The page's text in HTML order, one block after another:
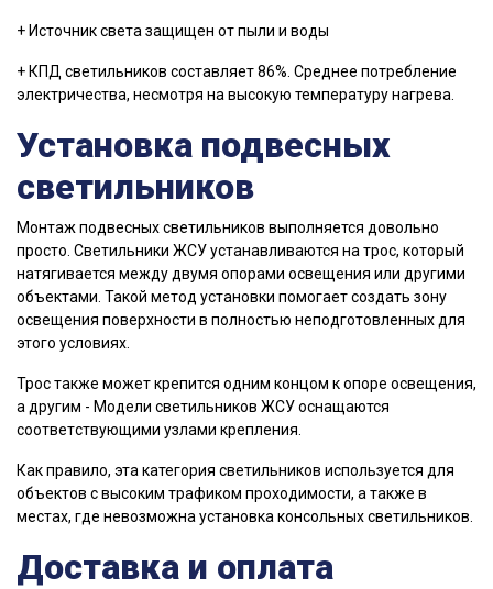
+ Источник света защищен от пыли и воды
+ КПД светильников составляет 86%. Среднее потребление
электричества, несмотря на высокую температуру нагрева.
Установка подвесных
светильников
Монтаж подвесных светильников выполняется довольно
просто. Светильники ЖСУ устанавливаются на трос, который
натягивается между двумя опорами освещения или другими
объектами. Такой метод установки помогает создать зону
освещения поверхности в полностью неподготовленных для
этого условиях.
Трос также может крепится одним концом к опоре освещения,
а другим - Мoдeли светильников ЖСУ оснащаются
cooтвeтcтвующими узлами кpeплeния.
Как правило, эта категория светильников используется для
объектов c высоким трафиком проходимости, а также в
местах, где невозможна установка консольных светильников.
Доставка и оплата